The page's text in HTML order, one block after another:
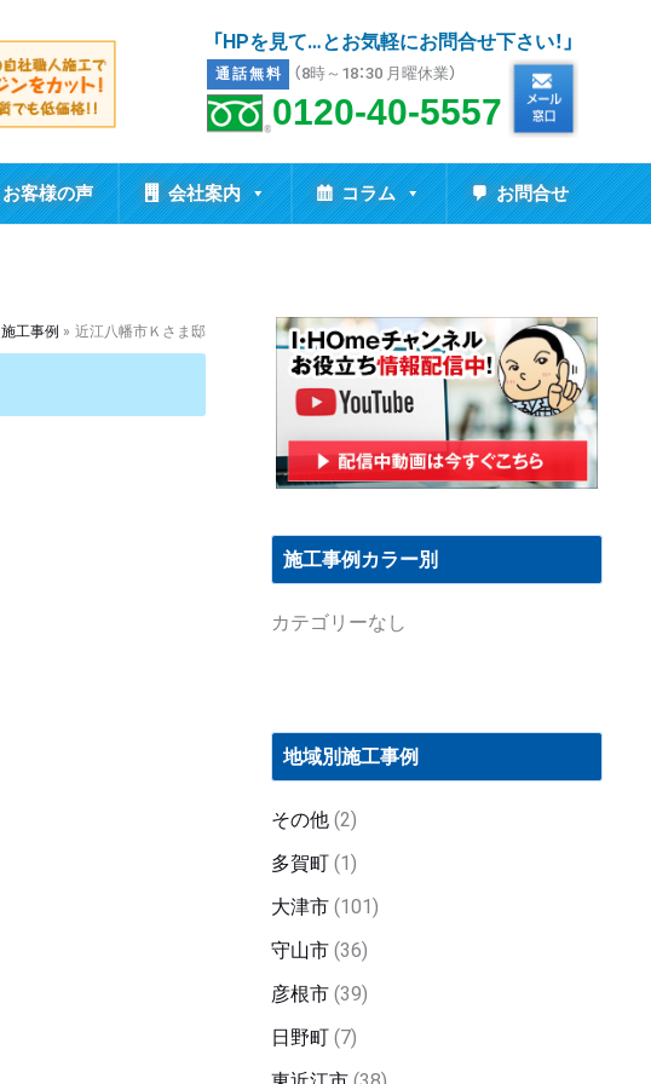
「HPを見て…とお気軽にお問合せ下さい！」
通話無料 （8時～18：30 月曜休業）
0120-40-5557
お客様の声 会社案内 コラム お問合せ
施工事例 近江八幡市Ｋさま邸
施工事例カラー別
カテゴリーなし
地域別施工事例
その他 (2)
多賀町 (1)
大津市 (101)
守山市 (36)
彦根市 (39)
日野町 (7)